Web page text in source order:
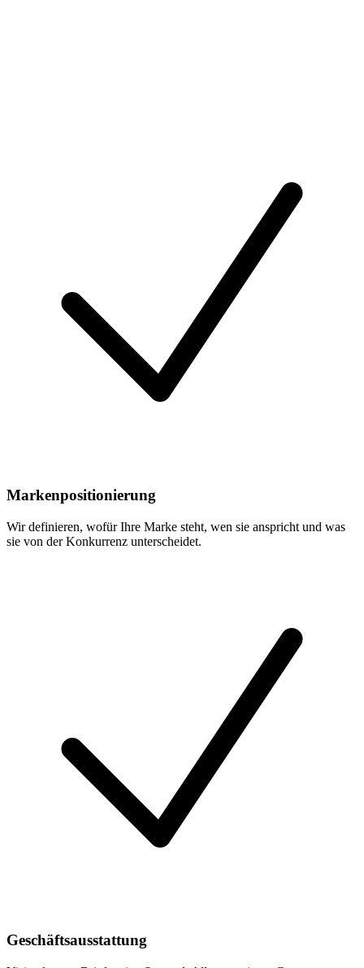
Markenpositionierung
Wir definieren, wofür Ihre Marke steht, wen sie anspricht und was
sie von der Konkurrenz unterscheidet.
Geschäftsausstattung